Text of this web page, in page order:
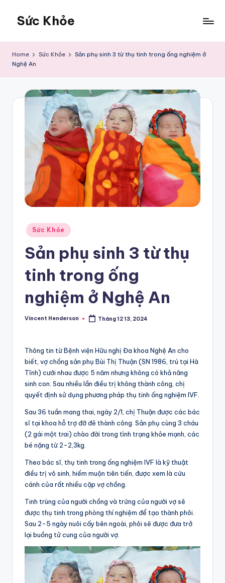
content
Sức Khỏe
Home Sức Khỏe
Sản phụ sinh 3 từ thụ tinh trong ống nghiệm ở
Nghệ An
Posted
in
Sức Khỏe
Sản phụ sinh 3 từ thụ
tinh trong ống
nghiệm ở Nghệ An
Posted
Vincent Henderson Tháng 12 13, 2024
Thông tin từ Bệnh viện Hữu nghị Đa khoa Nghệ An cho
biết, vợ chồng sản phụ Bùi Thị Thuận (SN 1986, trú tại Hà
Tĩnh) cưới nhau được 5 năm nhưng không có khả năng
sinh con. Sau nhiều lần điều trị không thành công, chị
quyết định sử dụng phương pháp thụ tinh ống nghiệm IVF.
Sau 36 tuần mang thai, ngày 2/1, chị Thuận được các bác
sĩ tại khoa hỗ trợ đỡ đẻ thành công. Sản phụ cùng 3 cháu
(2 gái một trai) chào đời trong tình trạng khỏe mạnh, các
bé nặng từ 2-2,3kg.
Theo bác sĩ, thụ tinh trong ống nghiệm IVF là kỹ thuật
điều trị vô sinh, hiếm muộn tiên tiến, được xem là cứu
cánh của rất nhiều cặp vợ chồng.
Tinh trùng của người chồng và trứng của người vợ sẽ
được thụ tinh trong phòng thí nghiệm để tạo thành phôi.
Sau 2-5 ngày nuôi cấy bên ngoài, phôi sẽ được đưa trở
lại buồng tử cung của người vợ.